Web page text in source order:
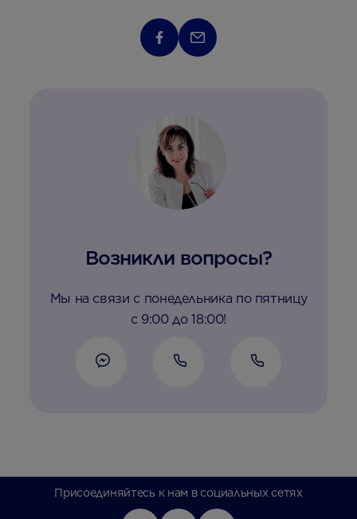
Возникли вопросы?
Мы на связи с понедельника по пятницу
с 9:00 до 18:00!
Присоединяйтесь к нам в социальных сетях